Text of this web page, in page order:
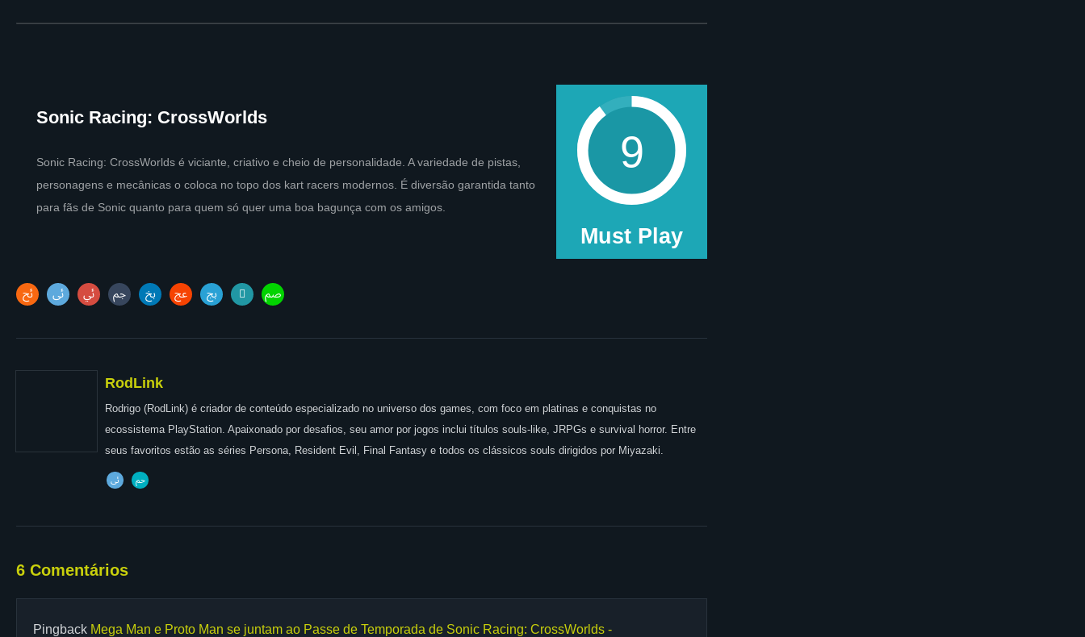
Sonic Racing: CrossWorlds
Sonic Racing: CrossWorlds é viciante, criativo e cheio de personalidade. A variedade de pistas,
personagens e mecânicas o coloca no topo dos kart racers modernos. É diversão garantida tanto
para fãs de Sonic quanto para quem só quer uma boa bagunça com os amigos.
9
Must Play
RodLink
Rodrigo (RodLink) é criador de conteúdo especializado no universo dos games, com foco em platinas e conquistas no
ecossistema PlayStation. Apaixonado por desafios, seu amor por jogos inclui títulos souls-like, JRPGs e survival horror. Entre
seus favoritos estão as séries Persona, Resident Evil, Final Fantasy e todos os clássicos souls dirigidos por Miyazaki.
6 Comentários
Pingback Mega Man e Proto Man se juntam ao Passe de Temporada de Sonic Racing: CrossWorlds -